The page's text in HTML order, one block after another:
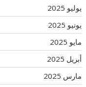
يوليو 2025
يونيو 2025
مايو 2025
أبريل 2025
مارس 2025